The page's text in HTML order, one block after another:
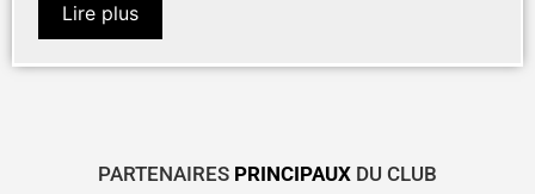
Lire plus
PARTENAIRES PRINCIPAUX DU CLUB